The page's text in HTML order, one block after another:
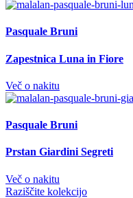
Pasquale Bruni
Zapestnica Luna in Fiore
Več o nakitu
Pasquale Bruni
Prstan Giardini Segreti
Več o nakitu
Raziščite kolekcijo